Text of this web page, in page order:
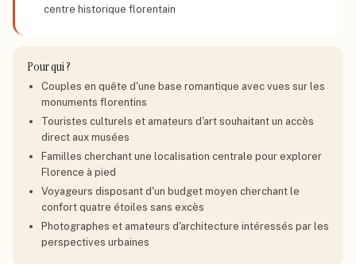
centre historique florentain
Pour qui ?
Couples en quête d'une base romantique avec vues sur les
monuments florentins
Touristes culturels et amateurs d'art souhaitant un accès
direct aux musées
Familles cherchant une localisation centrale pour explorer
Florence à pied
Voyageurs disposant d'un budget moyen cherchant le
confort quatre étoiles sans excès
Photographes et amateurs d'architecture intéressés par les
perspectives urbaines